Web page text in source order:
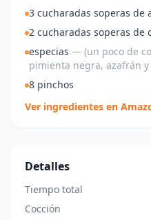
3 cucharadas soperas de
2 cucharadas soperas de
especias — (un poco de
pimienta negra, azafrán y
8 pinchos
Ver ingredientes en
Detalles
Tiempo total
Cocción